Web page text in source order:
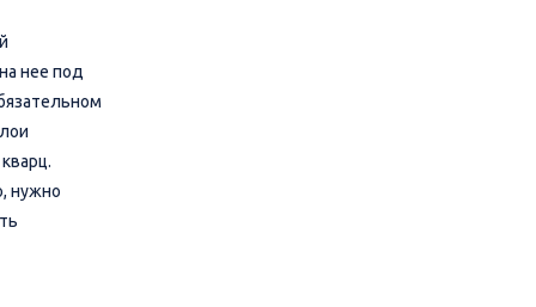
нее под
нужно